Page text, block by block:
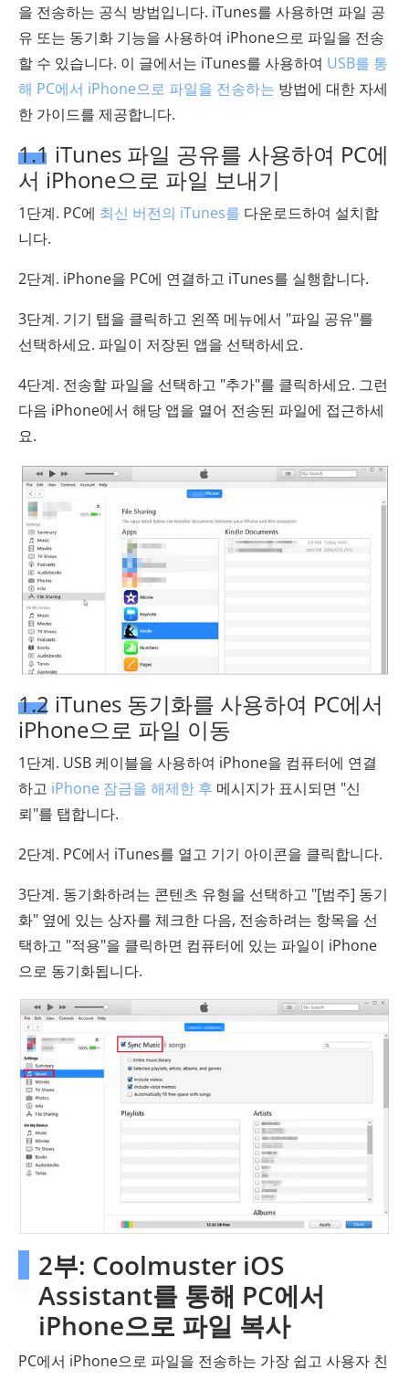
을 전송하는 공식 방법입니다. iTunes를 사용하면 파일 공
유 또는 동기화 기능을 사용하여 iPhone으로 파일을 전송
할 수 있습니다. 이 글에서는 iTunes를 사용하여 USB를 통
해 PC에서 iPhone으로 파일을 전송하는 방법에 대한 자세
한 가이드를 제공합니다.
1.1 iTunes 파일 공유를 사용하여 PC에
서 iPhone으로 파일 보내기
1단계. PC에 최신 버전의 iTunes를 다운로드하여 설치합
니다.
2단계. iPhone을 PC에 연결하고 iTunes를 실행합니다.
3단계. 기기 탭을 클릭하고 왼쪽 메뉴에서 "파일 공유"를
선택하세요. 파일이 저장된 앱을 선택하세요.
4단계. 전송할 파일을 선택하고 "추가"를 클릭하세요. 그런
다음 iPhone에서 해당 앱을 열어 전송된 파일에 접근하세
요.
1.2 iTunes 동기화를 사용하여 PC에서
iPhone으로 파일 이동
1단계. USB 케이블을 사용하여 iPhone을 컴퓨터에 연결
하고 iPhone 잠금을 해제한 후 메시지가 표시되면 "신
뢰"를 탭합니다.
2단계. PC에서 iTunes를 열고 기기 아이콘을 클릭합니다.
3단계. 동기화하려는 콘텐츠 유형을 선택하고 "[범주] 동기
화" 옆에 있는 상자를 체크한 다음, 전송하려는 항목을 선
택하고 "적용"을 클릭하면 컴퓨터에 있는 파일이 iPhone
으로 동기화됩니다.
2부: Coolmuster iOS
Assistant를 통해 PC에서
iPhone으로 파일 복사
PC에서 iPhone으로 파일을 전송하는 가장 쉽고 사용자 친